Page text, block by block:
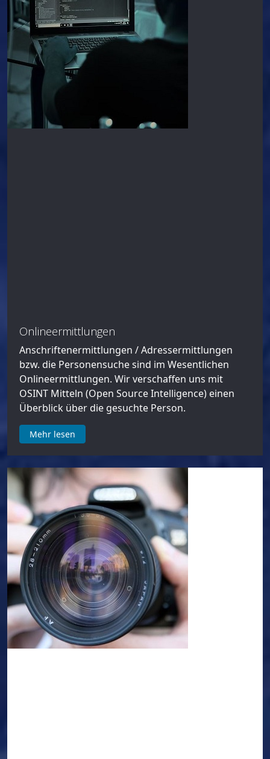
Adressermittlungen - ladungsfähige Anschrift
Anschriftenermittlungen / Adressermittlungen
bzw. die Personensuche dienen der Ermittlung
des tatsächlichen Aufenthaltes einer Person bzw.
der Ermittlung einer ladungsfähigen Anschrift.
Mehr lesen